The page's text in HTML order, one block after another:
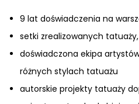
9 lat doświadczenia na
setki zrealizowanych
doświadczona ekipa
różnych stylach tatuażu
autorskie projekty tatuaży